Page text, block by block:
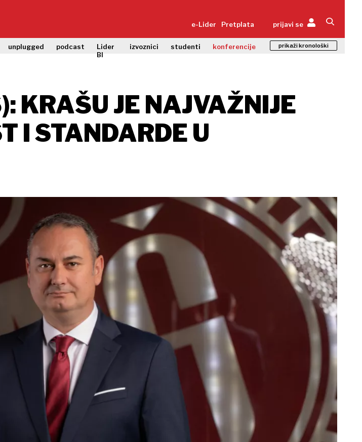
e-Lider Pretplata prijavi se
unplugged podcast
Lider
BI
izvoznici studenti konferencije prikaži kronološki
KRAŠU JE NAJVAŽNIJE
I STANDARDE U